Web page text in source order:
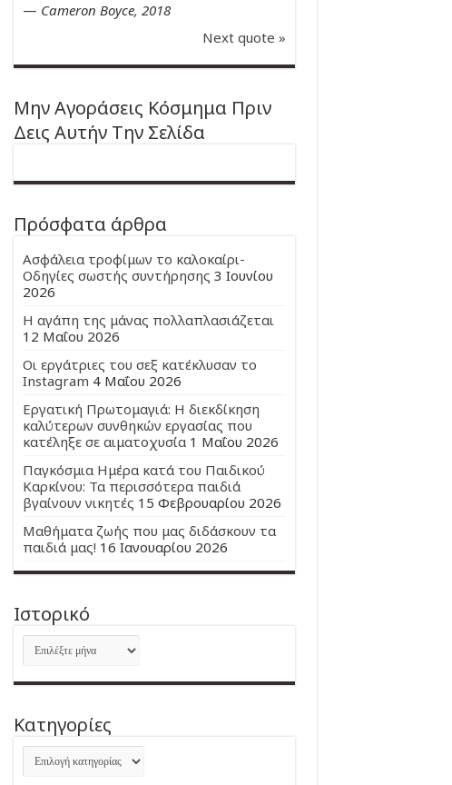
— Cameron Boyce, 2018
Next quote »
Μην Αγοράσεις Κόσμημα Πριν
Δεις Αυτήν Την Σελίδα
Πρόσφατα άρθρα
Ασφάλεια τροφίμων το καλοκαίρι-
Οδηγίες σωστής συντήρησης 3 Ιουνίου
2026
Η αγάπη της μάνας πολλαπλασιάζεται
12 Μαΐου 2026
Οι εργάτριες του σεξ κατέκλυσαν το
Instagram 4 Μαΐου 2026
Εργατική Πρωτομαγιά: Η διεκδίκηση
καλύτερων συνθηκών εργασίας που
κατέληξε σε αιματοχυσία 1 Μαΐου 2026
Παγκόσμια Ημέρα κατά του Παιδικού
Καρκίνου: Τα περισσότερα παιδιά
βγαίνουν νικητές 15 Φεβρουαρίου 2026
Μαθήματα ζωής που μας διδάσκουν τα
παιδιά μας! 16 Ιανουαρίου 2026
Ιστορικό
Ιστορικό
Kατηγορίες
Kατηγορίες